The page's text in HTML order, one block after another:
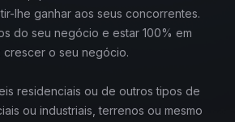
lhe ganhar aos seus concorrentes.
do seu negócio e estar 100% em
o seu negócio.
residenciais ou de outros tipos de
ou industriais, terrenos ou mesmo